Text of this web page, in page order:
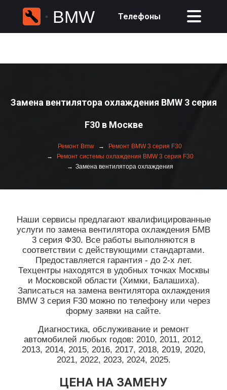
BMW Телефоны
Замена вентилятора охлаждения BMW 3 серия
F30 в Москве
Ремонт Bmw
Ремонт BMW 3 серия F30
Ремонт системы охлаждения BMW 3 серия F30
Замена вентилятора охлаждения
Наши сервисы предлагают квалифицированные
услуги по замена вентилятора охлаждения БМВ
3 серия Ф30. Все работы выполняются в
соответствии с действующими стандартами.
Предоставляется гарантия - до 2-х лет.
Техцентры находятся в удобных точках Москвы
и Московской области (Химки, Балашиха).
Записаться на замена вентилятора охлаждения
BMW 3 серия F30 можно по телефону или через
форму заявки на сайте.
Диагностика, обслуживание и ремонт
автомобилей любых годов: 2010, 2011, 2012,
2013, 2014, 2015, 2016, 2017, 2018, 2019, 2020,
2021, 2022, 2023, 2024, 2025.
ЦЕНА НА ЗАМЕНУ